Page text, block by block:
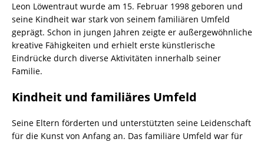
Leon Löwentraut wurde am 15. Februar 1998 geboren und
seine Kindheit war stark von seinem familiären Umfeld
geprägt. Schon in jungen Jahren zeigte er außergewöhnliche
kreative Fähigkeiten und erhielt erste künstlerische
Eindrücke durch diverse Aktivitäten innerhalb seiner
Familie.
Kindheit und familiäres Umfeld
Seine Eltern förderten und unterstützten seine Leidenschaft
für die Kunst von Anfang an. Das familiäre Umfeld war für